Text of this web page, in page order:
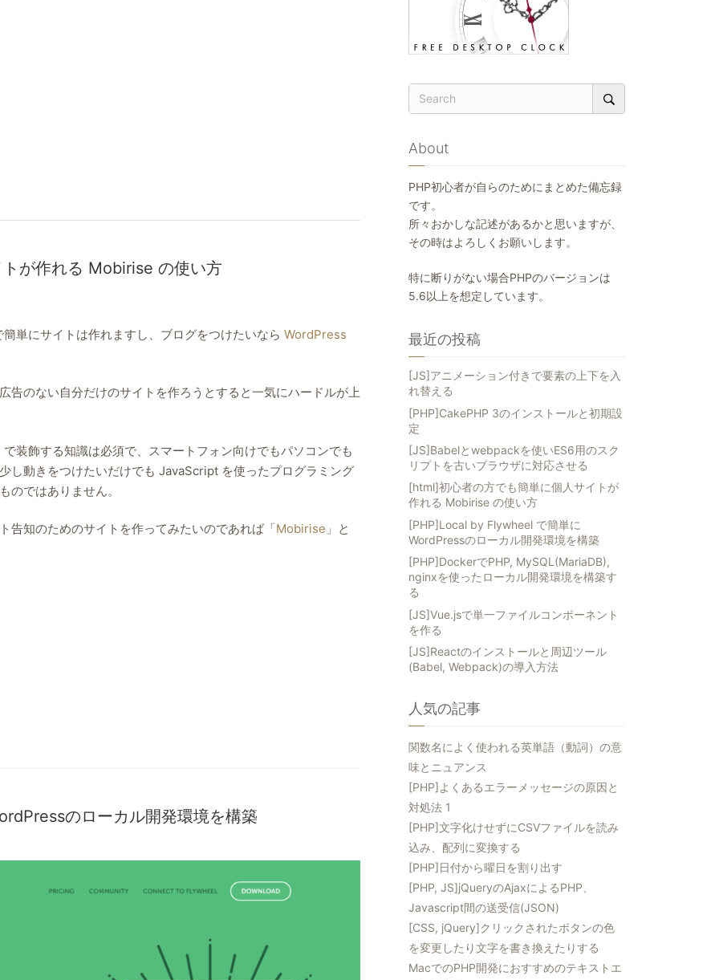
が作れる Mobirise の使い方
単にサイトは作れますし、ブログをつけたいなら WordPress
告のない自分だけのサイトを作ろうとすると一気にハードルが上
装飾する知識は必須で、スマートフォン向けでもパソコンでも
し動きをつけたいだけでも JavaScript を使ったプログラミング
のではありません。
告知のためのサイトを作ってみたいのであれば「Mobirise 」と
のローカル開発環境を構築
About
PHP初心者が自らのためにまとめた備忘録
です。
所々おかしな記述があるかと思いますが、
その時はよろしくお願いします。
特に断りがない場合PHPのバージョンは
5.6以上を想定しています。
最近の投稿
[JS]アニメーション付きで要素の上下を入
れ替える
[PHP]CakePHP 3のインストールと初期設
定
[JS]Babelとwebpackを使いES6用のスク
リプトを古いブラウザに対応させる
[html]初心者の方でも簡単に個人サイトが
作れる Mobirise の使い方
[PHP]Local by Flywheel で簡単に
WordPressのローカル開発環境を構築
[PHP]DockerでPHP, MySQL(MariaDB),
nginxを使ったローカル開発環境を構築す
る
[JS]Vue.jsで単一ファイルコンポーネント
を作る
[JS]Reactのインストールと周辺ツール
(Babel, Webpack)の導入方法
人気の記事
関数名によく使われる英単語（動詞）の意
味とニュアンス
[PHP]よくあるエラーメッセージの原因と
対処法 1
[PHP]文字化けせずにCSVファイルを読み
込み、配列に変換する
[PHP]日付から曜日を割り出す
[PHP, JS]jQueryのAjaxによるPHP、
Javascript間の送受信(JSON)
[CSS, jQuery]クリックされたボタンの色
を変更したり文字を書き換えたりする
MacでのPHP開発におすすめのテキストエ